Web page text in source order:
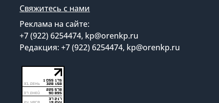
Свяжитесь с нами
Реклама на сайте:
+7 (922) 6254474, kp@orenkp.ru
Редакция: +7 (922) 6254474, kp@orenkp.ru